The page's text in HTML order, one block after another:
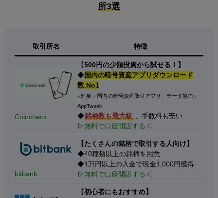
所3選
取引所名 特徴
Coincheck
【500円の少額投資から試せる！】
◆国内の暗号資産アプリダウンロード
数.No1
※対象：国内の暗号資産取引アプリ、データ協力：
AppTweak
◆銘柄数も最大級 、手数料も安い
▷無料で口座開設する ◁
bitbank
【たくさんの銘柄で取引する人向け】
◆40種類以上の銘柄を用意
◆1万円以上の入金で現金1,000円獲得
▷無料で口座開設する ◁
【初心者にもおすすめ】